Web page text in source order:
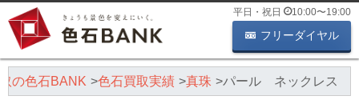
平日・祝日 10:00〜19:00
フリーダイヤル
の色石BANK 色石買取実績 真珠 パール ネックレス